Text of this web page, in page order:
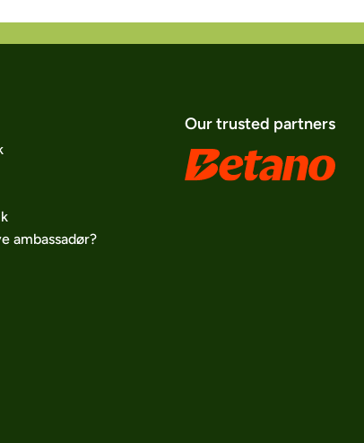
ambassadør?
Our trusted partners